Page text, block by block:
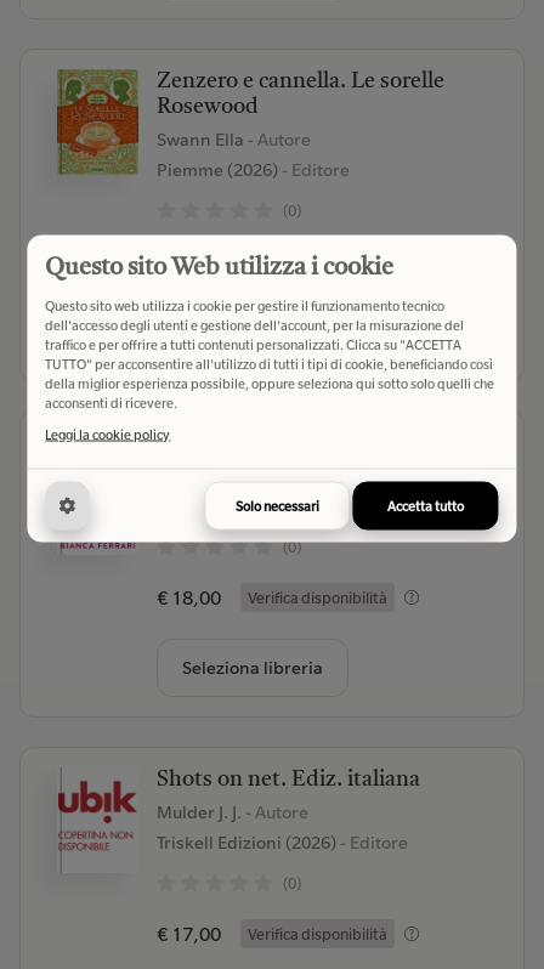
Zenzero e cannella. Le sorelle
Rosewood
Swann Ella - Autore
Piemme (2026)- Editore
(0)
€ 13,90 Verifica disponibilità
Seleziona libreria
Beautiful mess
Magazzini Salani (2026)
- Editore
(0)
€ 18,00 Verifica disponibilità
Seleziona libreria
Shots on net. Ediz. italiana
Mulder J. J. - Autore
Triskell Edizioni (2026)- Editore
(0)
€ 17,00 Verifica disponibilità
Questo sito Web utilizza i cookie
Questo sito web utilizza i cookie per gestire il funzionamento tecnico
dell'accesso degli utenti e gestione dell'account, per la misurazione del
traffico e per offrire a tutti contenuti personalizzati. Clicca su "ACCETTA
TUTTO" per acconsentire all'utilizzo di tutti i tipi di cookie, beneficiando così
della miglior esperienza possibile, oppure seleziona qui sotto solo quelli che
acconsenti di ricevere.
Leggi la cookie policy
Solo necessari Accetta tutto